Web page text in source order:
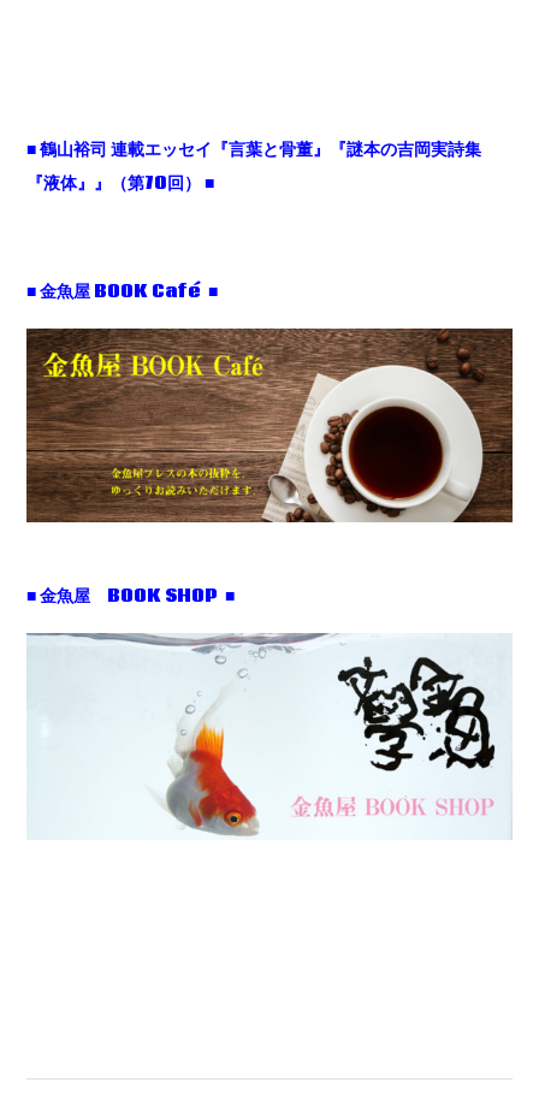
■ 鶴山裕司 連載エッセイ『言葉と骨董』『謎本の吉岡実詩集
『液体』』（第70回） ■
■ 金魚屋 BOOK Café ■
■ 金魚屋 BOOK SHOP ■